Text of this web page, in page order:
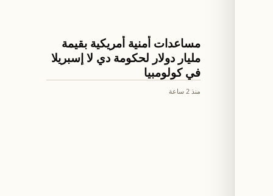
مساعدات أمنية أمريكية بقيمة
مليار دولار لحكومة دي لا إسبريلا
في كولومبيا
منذ 2 ساعة